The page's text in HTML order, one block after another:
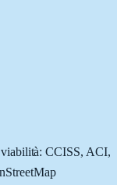
CCISS, ACI,